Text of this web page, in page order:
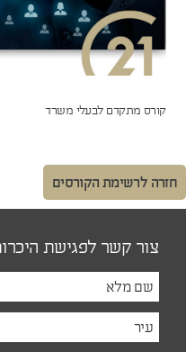
קורס מתקדם לבעלי משרד
חזרה לרשימת הקורסים
צור קשר לפגישת